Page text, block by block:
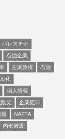
パレスチナ
石油企業
左派政権
石油
化
個人情報
党
企業犯罪
報
NAFTA
内部被爆